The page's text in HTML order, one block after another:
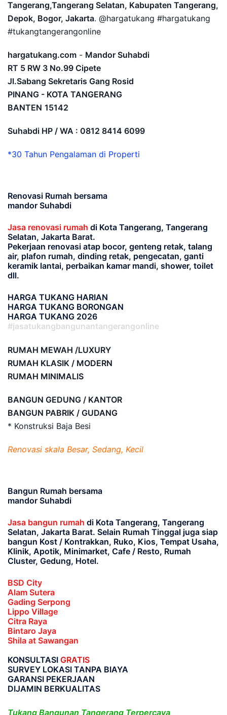
Tangerang,Tangerang Selatan, Kabupaten Tangerang,
Depok, Bogor, Jakarta. @hargatukang #hargatukang
#tukangtangerangonline
hargatukang.com - Mandor Suhabdi
RT 5 RW 3 No.99 Cipete
Jl.Sabang Sekretaris Gang Rosid
PINANG - KOTA TANGERANG
BANTEN 15142
Suhabdi HP / WA : 0812 8414 6099
*30 Tahun Pengalaman di Properti
Renovasi Rumah bersama
mandor Suhabdi
Jasa renovasi rumah di Kota Tangerang, Tangerang
Selatan, Jakarta Barat.
Pekerjaan renovasi atap bocor, genteng retak, talang
air, plafon rumah, dinding retak, pengecatan, ganti
keramik lantai, perbaikan kamar mandi, shower, toilet
dll.
HARGA TUKANG HARIAN
HARGA TUKANG BORONGAN
HARGA TUKANG 2026
#jasatukangbangunantangerangonline
RUMAH MEWAH /LUXURY
RUMAH KLASIK / MODERN
RUMAH MINIMALIS
BANGUN GEDUNG / KANTOR
BANGUN PABRIK / GUDANG
* Konstruksi Baja Besi
Renovasi skala Besar, Sedang, Kecil
Bangun Rumah bersama
mandor Suhabdi
Jasa bangun rumah di Kota Tangerang, Tangerang
Selatan, Jakarta Barat. Selain Rumah Tinggal juga siap
bangun Kost / Kontrakkan, Ruko, Kios, Tempat Usaha,
Klinik, Apotik, Minimarket, Cafe / Resto, Rumah
Cluster, Gedung, Hotel.
BSD City
Alam Sutera
Gading Serpong
Lippo Village
Citra Raya
Bintaro Jaya
Shila at Sawangan
KONSULTASI GRATIS
SURVEY LOKASI TANPA BIAYA
GARANSI PEKERJAAN
DIJAMIN BERKUALITAS
Tukang Bangunan Tangerang Terpercaya